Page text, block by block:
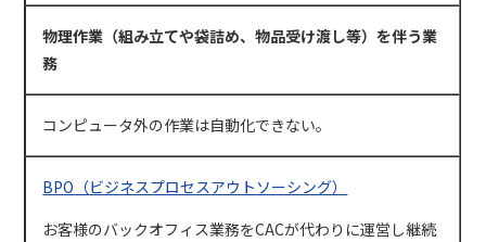
物理作業（組み立てや袋詰め、物品受け渡し等）を伴う業
務
コンピュータ外の作業は自動化できない。
BPO（ビジネスプロセスアウトソーシング）
お客様のバックオフィス業務をCACが代わりに運営し継続